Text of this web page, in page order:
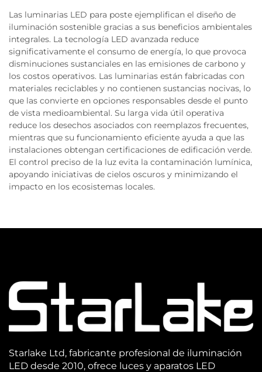
Las luminarias LED para poste ejemplifican el diseño de
iluminación sostenible gracias a sus beneficios ambientales
integrales. La tecnología LED avanzada reduce
significativamente el consumo de energía, lo que provoca
disminuciones sustanciales en las emisiones de carbono y
los costos operativos. Las luminarias están fabricadas con
materiales reciclables y no contienen sustancias nocivas, lo
que las convierte en opciones responsables desde el punto
de vista medioambiental. Su larga vida útil operativa
reduce los desechos asociados con reemplazos frecuentes,
mientras que su funcionamiento eficiente ayuda a que las
instalaciones obtengan certificaciones de edificación verde.
El control preciso de la luz evita la contaminación lumínica,
apoyando iniciativas de cielos oscuros y minimizando el
impacto en los ecosistemas locales.
Starlake Ltd, fabricante profesional de iluminación
LED desde 2010, ofrece luces y aparatos LED